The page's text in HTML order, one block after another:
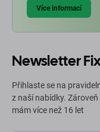
Více informací
Newsletter
Přihlaste se na
z naší nabídky.
mám více než 16 let